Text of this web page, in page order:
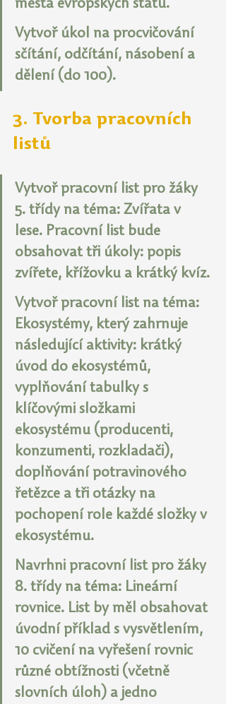
města evropských států.
Vytvoř úkol na procvičování
sčítání, odčítání, násobení a
dělení (do 100).
3. Tvorba pracovních
listů
Vytvoř pracovní list pro žáky
5. třídy na téma: Zvířata v
lese. Pracovní list bude
obsahovat tři úkoly: popis
zvířete, křížovku a krátký kvíz.
Vytvoř pracovní list na téma:
Ekosystémy, který zahrnuje
následující aktivity: krátký
úvod do ekosystémů,
vyplňování tabulky s
klíčovými složkami
ekosystému (producenti,
konzumenti, rozkladači),
doplňování potravinového
řetězce a tři otázky na
pochopení role každé složky v
ekosystému.
Navrhni pracovní list pro žáky
8. třídy na téma: Lineární
rovnice. List by měl obsahovat
úvodní příklad s vysvětlením,
10 cvičení na vyřešení rovnic
různé obtížnosti (včetně
slovních úloh) a jedno